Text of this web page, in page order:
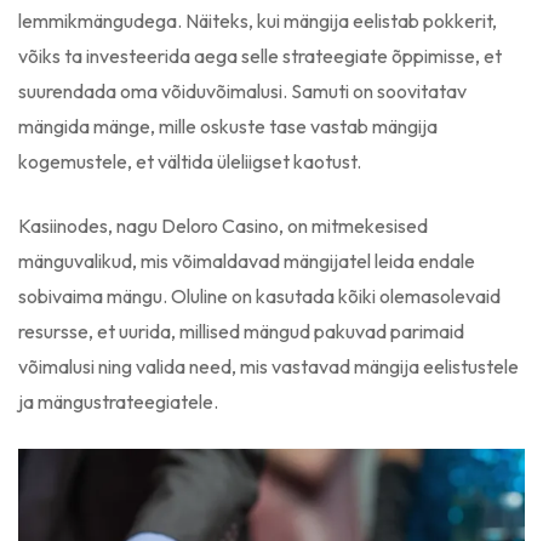
lemmikmängudega. Näiteks, kui mängija eelistab pokkerit,
võiks ta investeerida aega selle strateegiate õppimisse, et
suurendada oma võiduvõimalusi. Samuti on soovitatav
mängida mänge, mille oskuste tase vastab mängija
kogemustele, et vältida üleliigset kaotust.
Kasiinodes, nagu Deloro Casino, on mitmekesised
mänguvalikud, mis võimaldavad mängijatel leida endale
sobivaima mängu. Oluline on kasutada kõiki olemasolevaid
resursse, et uurida, millised mängud pakuvad parimaid
võimalusi ning valida need, mis vastavad mängija eelistustele
ja mängustrateegiatele.